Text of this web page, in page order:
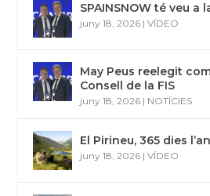
SPAINSNOW té veu a
juny 18, 2026 |VÍDEO
May Peus reelegit
Consell de la FIS
juny 18, 2026 | NOTÍCIES
El Pirineu, 365 dies
juny 18, 2026 |VÍDEO